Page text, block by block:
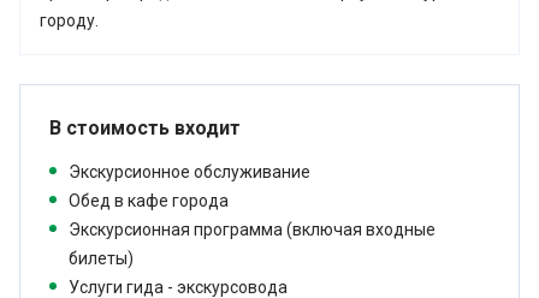
городу.
В стоимость входит
Экскурсионное обслуживание
Обед в кафе города
Экскурсионная программа (включая входные
билеты)
Услуги гида - экскурсовода